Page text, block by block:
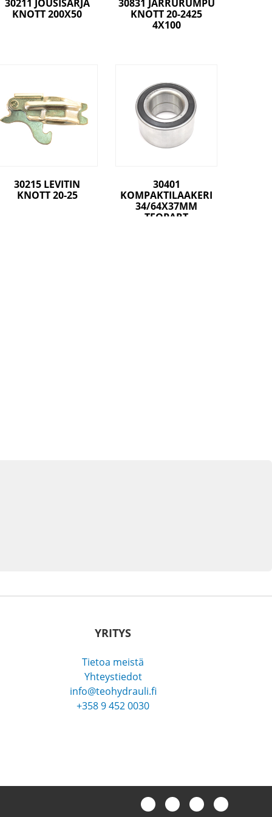
30211 JOUSISARJA
KNOTT 200X50
30831 JARRURUMPU
KNOTT 20-2425
4X100
30215 LEVITIN
KNOTT 20-25
30401
KOMPAKTILAAKERI
34/64X37MM
TEOPART
YRITYS
Tietoa meistä
Yhteystiedot
info@teohydrauli.fi
+358 9 452 0030